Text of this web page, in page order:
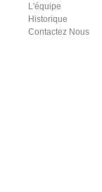
L'équipe
Historique
Contactez Nous